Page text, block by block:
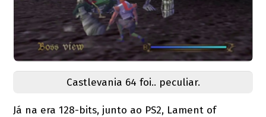
Castlevania 64 foi.. peculiar.
Já na era 128-bits, junto ao PS2, Lament of